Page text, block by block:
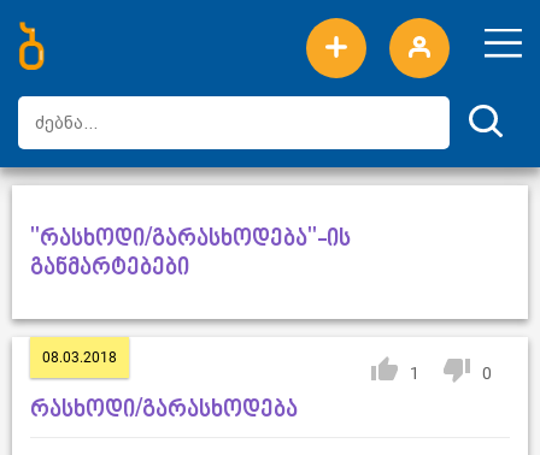
ახალი სიტყვები
ტოპ სიტყვები
დღის ტოპ სიტყვები
ტოპ მომხმარებლები
"რასხოდი/გარასხოდება"-ის
განმარტებები
08.03.2018
1 0
რასხოდი/გარასხოდება